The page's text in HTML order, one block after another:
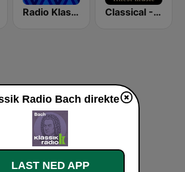
Radio Klassik Stephansdom Classical - JS Bach
Radio Bach direkte
LAST NED APP